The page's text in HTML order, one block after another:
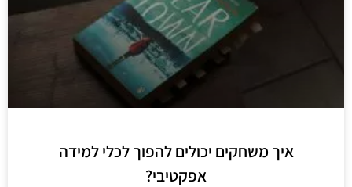
איך משחקים יכולים להפוך לכלי למידה
אפקטיבי?